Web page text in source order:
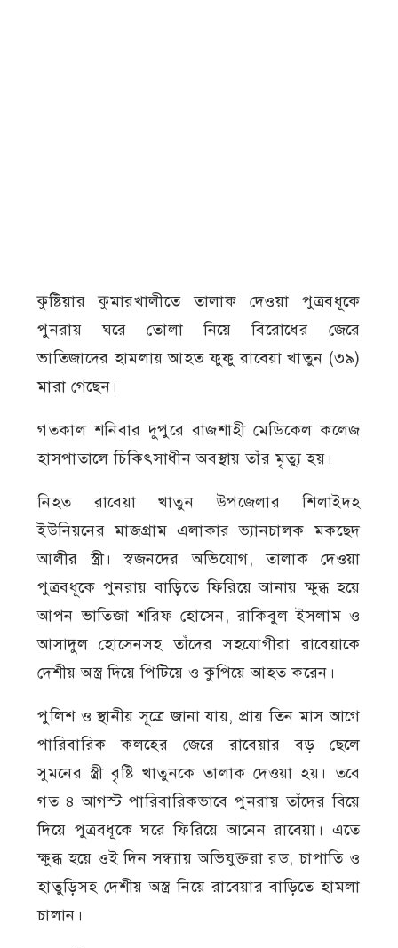
কুষ্টিয়ার কুমারখালীতে তালাক দেওয়া পুত্রবধূকে
পুনরায় ঘরে তোলা নিয়ে বিরোধের জেরে
ভাতিজাদের হামলায় আহত ফুফু রাবেয়া খাতুন (৩৯)
মারা গেছেন।
গতকাল শনিবার দুপুরে রাজশাহী মেডিকেল কলেজ
হাসপাতালে চিকিৎসাধীন অবস্থায় তাঁর মৃত্যু হয়।
নিহত রাবেয়া খাতুন উপজেলার শিলাইদহ
ইউনিয়নের মাজগ্রাম এলাকার ভ্যানচালক মকছেদ
আলীর স্ত্রী। স্বজনদের অভিযোগ, তালাক দেওয়া
পুত্রবধূকে পুনরায় বাড়িতে ফিরিয়ে আনায় ক্ষুব্ধ হয়ে
আপন ভাতিজা শরিফ হোসেন, রাকিবুল ইসলাম ও
আসাদুল হোসেনসহ তাঁদের সহযোগীরা রাবেয়াকে
দেশীয় অস্ত্র দিয়ে পিটিয়ে ও কুপিয়ে আহত করেন।
পুলিশ ও স্থানীয় সূত্রে জানা যায়, প্রায় তিন মাস আগে
পারিবারিক কলহের জেরে রাবেয়ার বড় ছেলে
সুমনের স্ত্রী বৃষ্টি খাতুনকে তালাক দেওয়া হয়। তবে
গত ৪ আগস্ট পারিবারিকভাবে পুনরায় তাঁদের বিয়ে
দিয়ে পুত্রবধূকে ঘরে ফিরিয়ে আনেন রাবেয়া। এতে
ক্ষুব্ধ হয়ে ওই দিন সন্ধ্যায় অভিযুক্তরা রড, চাপাতি ও
হাতুড়িসহ দেশীয় অস্ত্র নিয়ে রাবেয়ার বাড়িতে হামলা
চালান।